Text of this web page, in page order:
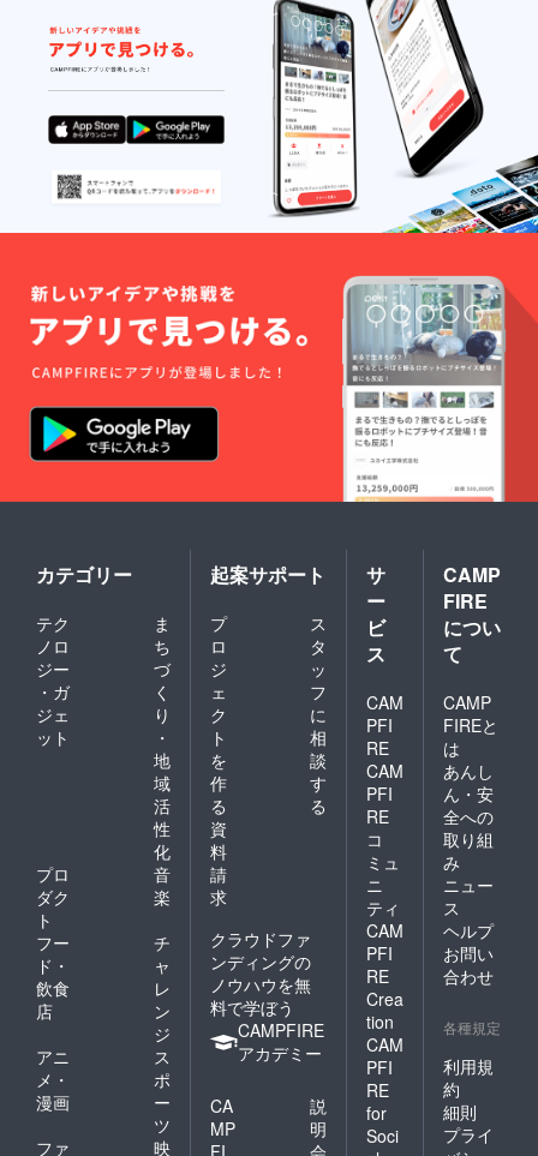
カテゴリー
テク
ノロ
ジー
・ガ
ジェ
ット
ま
ち
づ
く
り
・
地
域
活
性
化
プロ
ダク
ト
音
楽
フー
ド・
飲食
店
チ
ャ
レ
ン
ジ
アニ
メ・
漫画
ス
ポ
ー
ツ
ファ
映
起案サポート
プ
ロ
ジ
ェ
ク
ト
を
作
る
ス
タ
ッ
フ
に
相
談
す
る
資
料
請
求
クラウドファ
ンディングの
ノウハウを無
料で学ぼう
CAMPFIRE
アカデミー
CA
MP
説
明
サ
ー
ビ
ス
CAM
PFI
RE
CAM
PFI
RE
コ
ミュ
ニ
ティ
CAM
PFI
RE
Crea
tion
CAM
PFI
RE
for
Soci
CAMP
FIRE
につい
て
CAMP
FIREと
は
あんし
ん・安
全への
取り組
み
ニュー
ス
ヘルプ
お問い
合わせ
各種規定
利用規
約
細則
プライ